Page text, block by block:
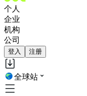
个人
企业
机构
公司
登入 注册
全球站